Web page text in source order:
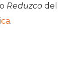
Reduzco del
.